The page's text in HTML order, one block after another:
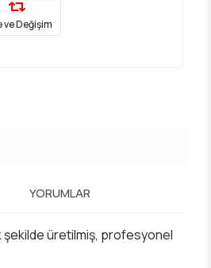
ve Değişim
YORUMLAR
şekilde üretilmiş, profesyonel